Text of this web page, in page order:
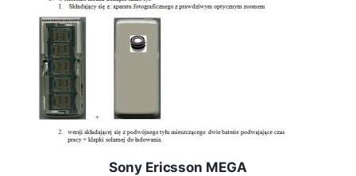
Sony Ericsson MEGA